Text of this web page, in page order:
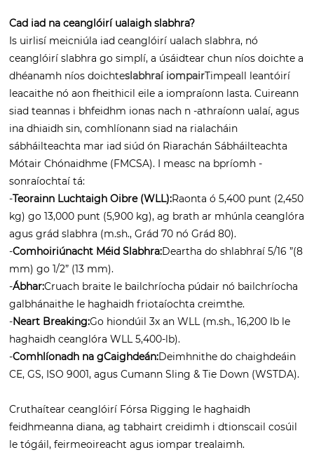
Cad iad na ceanglóirí ualaigh slabhra?
Is uirlisí meicniúla iad ceanglóirí ualach slabhra, nó
ceanglóirí slabhra go simplí, a úsáidtear chun níos doichte a
dhéanamh níos doichteslabhraí iompairTimpeall leantóirí
leacaithe nó aon fheithicil eile a iompraíonn lasta. Cuireann
siad teannas i bhfeidhm ionas nach n -athraíonn ualaí, agus
ina dhiaidh sin, comhlíonann siad na rialacháin
sábháilteachta mar iad siúd ón Riarachán Sábháilteachta
Mótair Chónaidhme (FMCSA). I measc na bpríomh -
sonraíochtaí tá:
-Teorainn Luchtaigh Oibre (WLL):Raonta ó 5,400 punt (2,450
kg) go 13,000 punt (5,900 kg), ag brath ar mhúnla ceanglóra
agus grád slabhra (m.sh., Grád 70 nó Grád 80).
-Comhoiriúnacht Méid Slabhra:Deartha do shlabhraí 5/16 ”(8
mm) go 1/2” (13 mm).
-Ábhar:Cruach braite le bailchríocha púdair nó bailchríocha
galbhánaithe le haghaidh friotaíochta creimthe.
-Neart Breaking:Go hiondúil 3x an WLL (m.sh., 16,200 lb le
haghaidh ceanglóra WLL 5,400-lb).
-Comhlíonadh na gCaighdeán:Deimhnithe do chaighdeáin
CE, GS, ISO 9001, agus Cumann Sling & Tie Down (WSTDA).
Cruthaítear ceanglóirí Fórsa Rigging le haghaidh
feidhmeanna diana, ag tabhairt creidimh i dtionscail cosúil
le tógáil, feirmeoireacht agus iompar trealaimh.